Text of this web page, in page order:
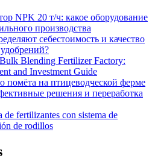
NPK 20 т/ч: какое оборудование
производства
себестоимость и качество
Blending Fertilizer Factory:
and Investment Guide
помёта на птицеводческой ферме
решения и переработка
de fertilizantes con sistema de
de rodillos